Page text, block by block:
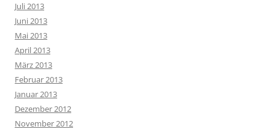
Juli 2013
Juni 2013
Mai 2013
April 2013
März 2013
Februar 2013
Januar 2013
Dezember 2012
November 2012